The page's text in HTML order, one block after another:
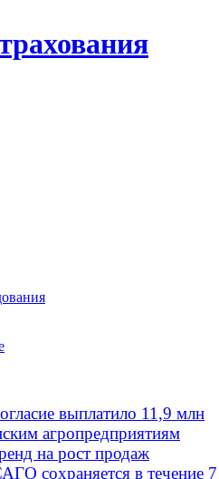
выплатило 11,9 млн
агропредприятиям
на рост продаж
сохраняется в течение 7